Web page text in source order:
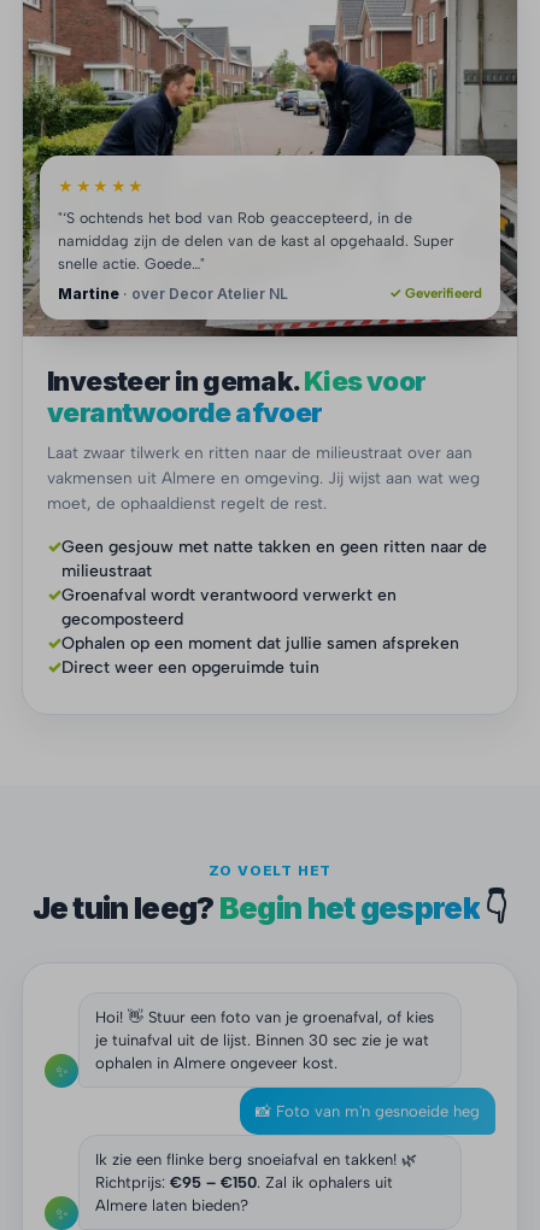
★★★★★
"‘S ochtends het bod van Rob geaccepteerd, in de
namiddag zijn de delen van de kast al opgehaald. Super
snelle actie. Goede…"
Martine · over Decor Atelier NL ✓ Geverifieerd
Investeer in gemak.Kies voor
verantwoorde afvoer
Laat zwaar tilwerk en ritten naar de milieustraat over aan
vakmensen uit Almere en omgeving. Jij wijst aan wat weg
moet, de ophaaldienst regelt de rest.
✓Geen gesjouw met natte takken en geen ritten naar de
milieustraat
✓Groenafval wordt verantwoord verwerkt en
gecomposteerd
✓Ophalen op een moment dat jullie samen afspreken
✓Direct weer een opgeruimde tuin
ZO VOELT HET
Je tuin leeg? Begin het gesprek👇
✨
Hoi! 👋 Stuur een foto van je groenafval, of kies
je tuinafval uit de lijst. Binnen 30 sec zie je wat
ophalen in Almere ongeveer kost.
📸 Foto van m'n gesnoeide heg
✨
Ik zie een flinke berg snoeiafval en takken! 🌿
Richtprijs: €95 – €150. Zal ik ophalers uit
Almere laten bieden?